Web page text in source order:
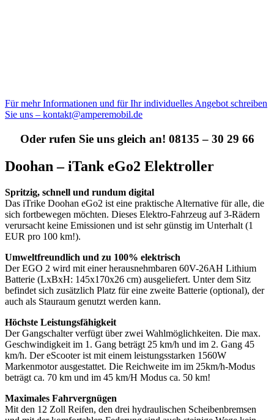
Für mehr Informationen und für Ihr individuelles Angebot schreiben
Sie uns – kontakt@amperemobil.de
Oder rufen Sie uns gleich an! 08135 – 30 29 66
Doohan – iTank eGo2 Elektroller
Spritzig, schnell und rundum digital
Das iTrike Doohan eGo2 ist eine praktische Alternative für alle, die
sich fortbewegen möchten. Dieses Elektro-Fahrzeug auf 3-Rädern
verursacht keine Emissionen und ist sehr günstig im Unterhalt (1
EUR pro 100 km!).
Umweltfreundlich und zu 100% elektrisch
Der EGO 2 wird mit einer herausnehmbaren 60V-26AH Lithium
Batterie (LxBxH: 145x170x26 cm) ausgeliefert. Unter dem Sitz
befindet sich zusätzlich Platz für eine zweite Batterie (optional), der
auch als Stauraum genutzt werden kann.
Höchste Leistungsfähigkeit
Der Gangschalter verfügt über zwei Wahlmöglichkeiten. Die max.
Geschwindigkeit im 1. Gang beträgt 25 km/h und im 2. Gang 45
km/h. Der eScooter ist mit einem leistungsstarken 1560W
Markenmotor ausgestattet. Die Reichweite im im 25km/h-Modus
beträgt ca. 70 km und im 45 km/H Modus ca. 50 km!
Maximales Fahrvergnügen
Mit den 12 Zoll Reifen, den drei hydraulischen Scheibenbremsen